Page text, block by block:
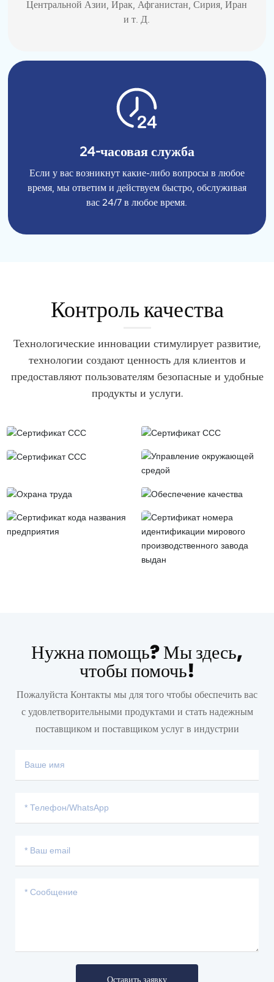
Центральной Азии, Ирак, Афганистан, Сирия, Иран
и т. Д.
24-часовая служба
Если у вас возникнут какие-либо вопросы в любое
время, мы ответим и действуем быстро, обслуживая
вас 24/7 в любое время.
Контроль качества
Технологические инновации стимулирует развитие,
технологии создают ценность для клиентов и
предоставляют пользователям безопасные и удобные
продукты и услуги.
Нужна помощь? Мы здесь,
чтобы помочь!
Пожалуйста Контакты мы для того чтобы обеспечить вас
с удовлетворительными продуктами и стать надежным
поставщиком и поставщиком услуг в индустрии
Оставить заявку